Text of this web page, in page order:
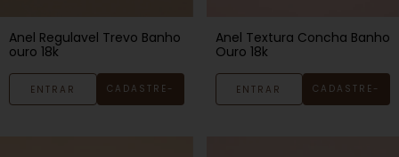
Anel Regulavel Trevo Banho
ouro 18k
ENTRAR CADASTRE-
Anel Textura Concha Banho
Ouro 18k
ENTRAR CADASTRE-